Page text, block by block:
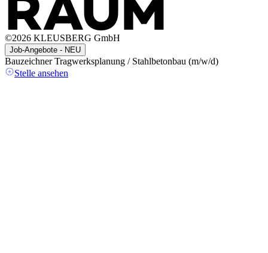
©2026 KLEUSBERG GmbH
Job-Angebote - NEU
Bauzeichner Tragwerksplanung / Stahlbetonbau (m/w/d)
Stelle ansehen